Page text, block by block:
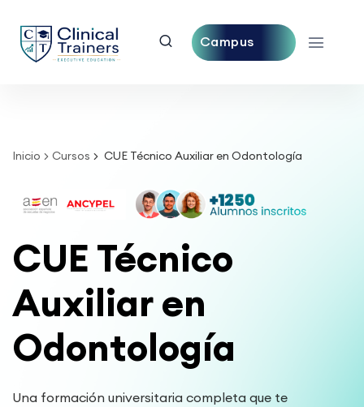
Campus
Inicio Cursos CUE Técnico Auxiliar en Odontología
CUE Técnico
Auxiliar en
Odontología
Una formación universitaria completa que te